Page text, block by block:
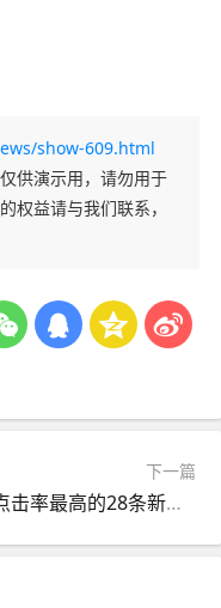
show-609.html
供演示用，请勿用于
权益请与我们联系，
下一篇
年点击率最高的28条新年愿望，准备好许哪一个了吗？